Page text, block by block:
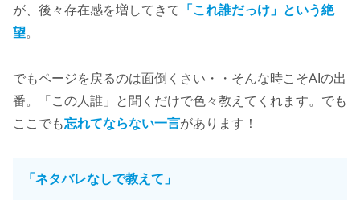
が、後々存在感を増してきて
「これ誰だっけ」という絶
望。
でもページを戻るのは面倒くさい・・そんな時こそAIの出
番。「この人誰」と聞くだけで色々教えてくれます。でも
ここでも忘れてならない一言があります！
「ネタバレなしで教えて」